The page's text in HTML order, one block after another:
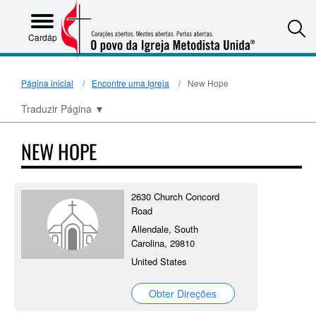
Cardápio
Página inicial Encontre uma Igreja New Hope
Traduzir Página ▼
NEW HOPE
2630 Church Concord
Road
Allendale, South
Carolina, 29810
United States
Obter Direções